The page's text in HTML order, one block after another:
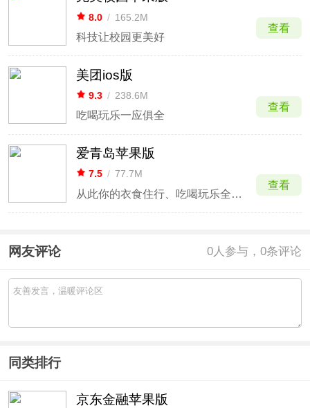
8.0 / 165.2M
科技让校园更美好
查看
美团ios版
9.3 / 238.6M
吃喝玩乐一应俱全
查看
爱青岛苹果版
7.5 / 77.7M
从此你的衣食住行、吃喝玩乐全包了
查看
网友评论 0人参与，0条评论
同类排行
京东金融苹果版